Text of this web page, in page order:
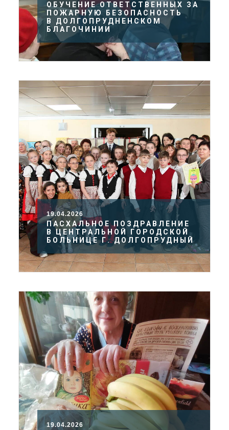
ОБУЧЕНИЕ ОТВЕТСТВЕННЫХ ЗА
ПОЖАРНУЮ БЕЗОПАСНОСТЬ
В ДОЛГОПРУДНЕНСКОМ
БЛАГОЧИНИИ
19.04.2026
ПАСХАЛЬНОЕ ПОЗДРАВЛЕНИЕ
В ЦЕНТРАЛЬНОЙ ГОРОДСКОЙ
БОЛЬНИЦЕ Г. ДОЛГОПРУДНЫЙ
19.04.2026